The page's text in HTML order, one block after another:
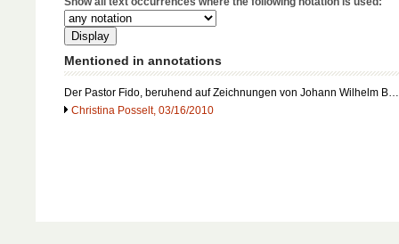
Mentioned in annotations
Der Pastor Fido, beruhend auf Zeichnungen von Johann Wilhelm B…
Christina Posselt, 03/16/2010